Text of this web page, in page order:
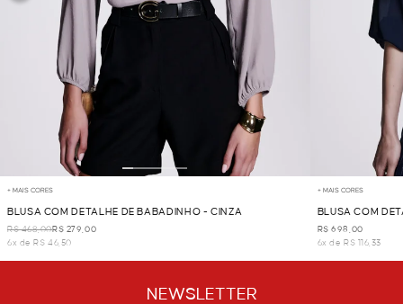
+ MAIS CORES
BLUSA COM DETALHE DE BABADINHO - CINZA
R$ 468,00R$ 279,00
6x de R$ 46,50
+ MAIS CORES
BLUSA COM
R$ 698,00
6x de R$ 116,33
NEWSLETTER